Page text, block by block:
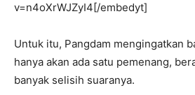
v=n4oXrWJZyI4[/embedyt]
Untuk itu, Pangdam mengingatkan
hanya akan ada satu pemenang,
banyak selisih suaranya.